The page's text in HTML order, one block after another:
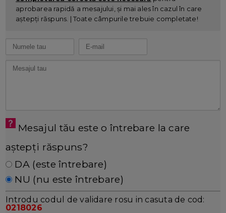
aprobarea rapidă a mesajului, și mai ales în cazul în care
aștepți răspuns. | Toate câmpurile trebuie completate!
Mesajul tău este o întrebare la care
aștepți răspuns?
DA (este întrebare)
NU (nu este întrebare)
Introdu codul de validare rosu in casuta de cod:
0218026